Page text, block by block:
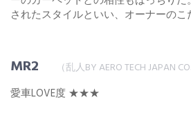
されたスタイルといい、オーナーのこ
MR2 （乱人BY AERO TECH JAPAN
愛車LOVE度 ★★★